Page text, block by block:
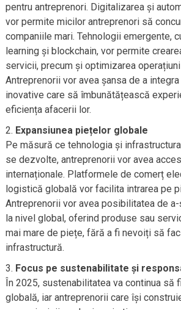
pentru antreprenori. Digitalizarea și
vor permite micilor antreprenori să
companiile mari. Tehnologii emergente,
learning și blockchain, vor permite
servicii, precum și optimizarea
Antreprenorii vor avea șansa de a
inovative care să îmbunătățească
eficiența afacerii lor.
Expansiunea piețelor globale
Pe măsură ce tehnologia și
se dezvolte, antreprenorii vor avea
internaționale. Platformele de comerț
logistică globală vor facilita intrarea pe
Antreprenorii vor avea posibilitatea de
la nivel global, oferind produse sau
mai mare de piețe, fără a fi nevoiți să
infrastructură.
Focus pe sustenabilitate și
În 2025, sustenabilitatea va continua să
globală, iar antreprenorii care își